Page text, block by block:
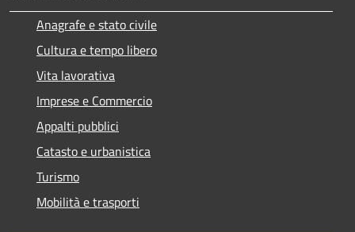
Anagrafe e stato civile
Cultura e tempo libero
Vita lavorativa
Imprese e Commercio
Appalti pubblici
Catasto e urbanistica
Turismo
Mobilità e trasporti